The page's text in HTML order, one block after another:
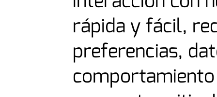
rápida y fácil,
preferencias,